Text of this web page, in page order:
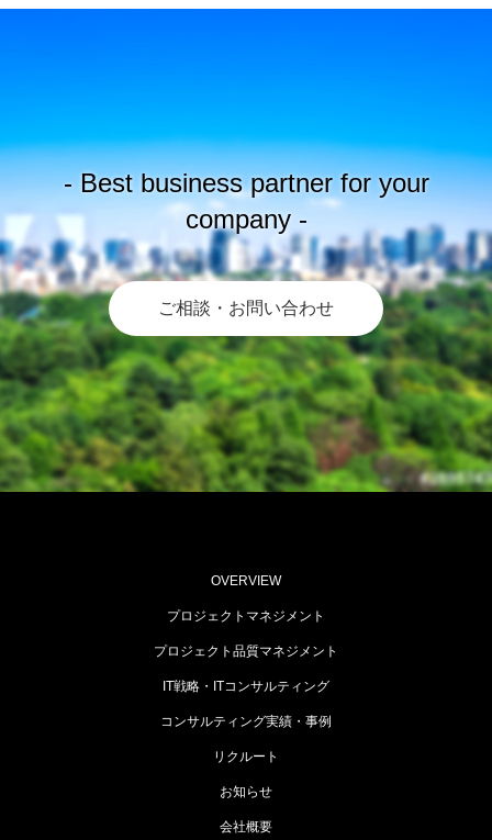
- Best business partner for your
company -
ご相談・お問い合わせ
OVERVIEW
プロジェクトマネジメント
プロジェクト品質マネジメント
IT戦略・ITコンサルティング
コンサルティング実績・事例
リクルート
お知らせ
会社概要